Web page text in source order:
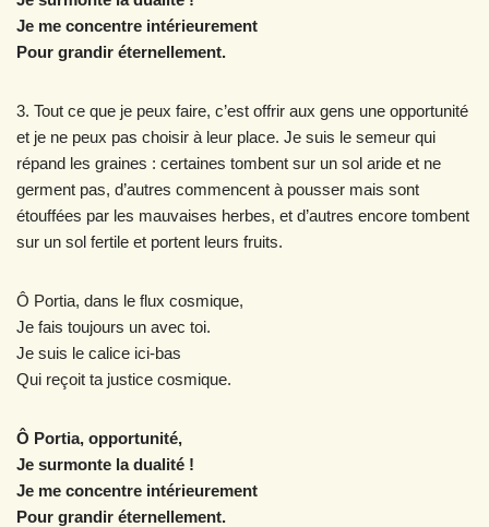
Je me concentre intérieurement
Pour grandir éternellement.
3. Tout ce que je peux faire, c’est offrir aux gens une opportunité
et je ne peux pas choisir à leur place. Je suis le semeur qui
répand les graines : certaines tombent sur un sol aride et ne
germent pas, d’autres commencent à pousser mais sont
étouffées par les mauvaises herbes, et d’autres encore tombent
sur un sol fertile et portent leurs fruits.
Ô Portia, dans le flux cosmique,
Je fais toujours un avec toi.
Je suis le calice ici-bas
Qui reçoit ta justice cosmique.
Ô Portia, opportunité,
Je surmonte la dualité !
Je me concentre intérieurement
Pour grandir éternellement.